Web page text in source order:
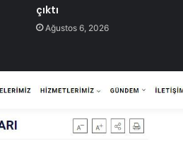
çıktı
Ağustos 6, 2026